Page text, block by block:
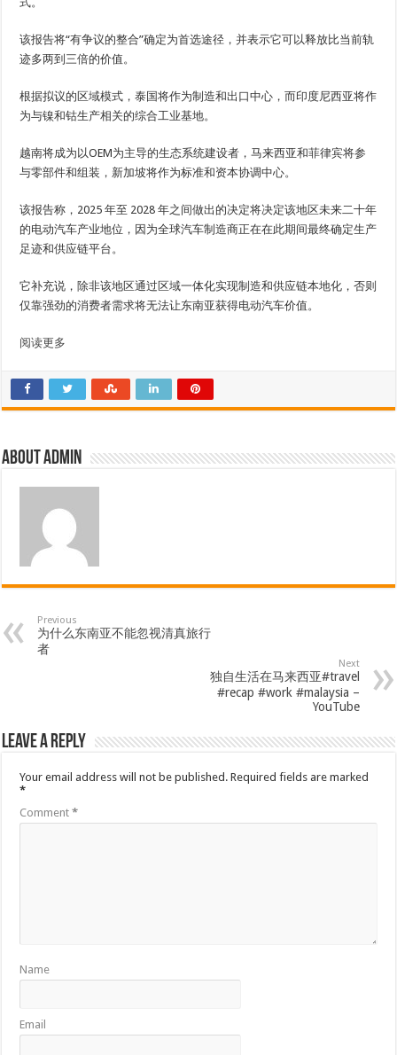
该报告将“有争议的整合”确定为首选途径，并表示它可以释放比当前轨
迹多两到三倍的价值。
根据拟议的区域模式，泰国将作为制造和出口中心，而印度尼西亚将作
为与镍和钴生产相关的综合工业基地。
越南将成为以OEM为主导的生态系统建设者，马来西亚和菲律宾将参
与零部件和组装，新加坡将作为标准和资本协调中心。
该报告称，2025 年至 2028 年之间做出的决定将决定该地区未来二十年
的电动汽车产业地位，因为全球汽车制造商正在在此期间最终确定生产
足迹和供应链平台。
它补充说，除非该地区通过区域一体化实现制造和供应链本地化，否则
仅靠强劲的消费者需求将无法让东南亚获得电动汽车价值。
阅读更多
About admin
Previous
为什么东南亚不能忽视清真旅行
者
Next
独自生活在马来西亚#travel
#recap #work #malaysia –
YouTube
Leave a Reply
Your email address will not be published. Required fields are marked
*
Comment*
Name
Email